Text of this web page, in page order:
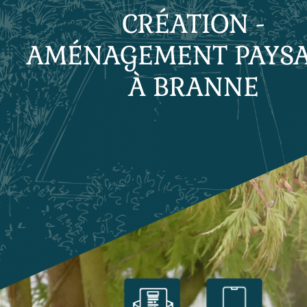
CRÉATION -
AMÉNAGEMENT
À BRANNE